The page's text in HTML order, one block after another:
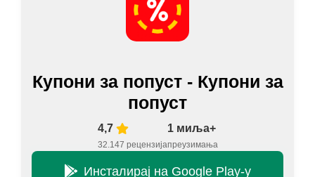
Купони за попуст - Купони за
попуст
4,7
32.147 рецензија
1 миља+
преузимања
Инсталирај на Google Play-у